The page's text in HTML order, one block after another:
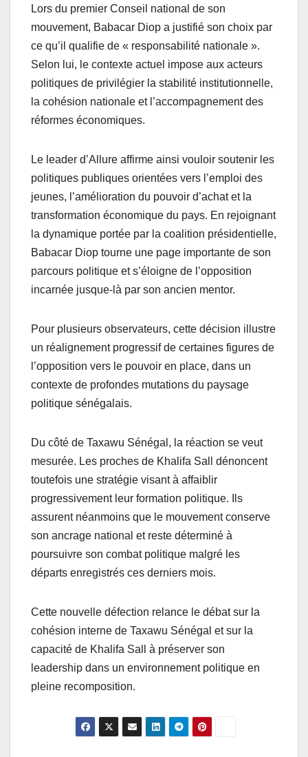
Lors du premier Conseil national de son
mouvement, Babacar Diop a justifié son choix par
ce qu’il qualifie de « responsabilité nationale ».
Selon lui, le contexte actuel impose aux acteurs
politiques de privilégier la stabilité institutionnelle,
la cohésion nationale et l’accompagnement des
réformes économiques.
Le leader d’Allure affirme ainsi vouloir soutenir les
politiques publiques orientées vers l’emploi des
jeunes, l’amélioration du pouvoir d’achat et la
transformation économique du pays. En rejoignant
la dynamique portée par la coalition présidentielle,
Babacar Diop tourne une page importante de son
parcours politique et s’éloigne de l’opposition
incarnée jusque-là par son ancien mentor.
Pour plusieurs observateurs, cette décision illustre
un réalignement progressif de certaines figures de
l’opposition vers le pouvoir en place, dans un
contexte de profondes mutations du paysage
politique sénégalais.
Du côté de Taxawu Sénégal, la réaction se veut
mesurée. Les proches de Khalifa Sall dénoncent
toutefois une stratégie visant à affaiblir
progressivement leur formation politique. Ils
assurent néanmoins que le mouvement conserve
son ancrage national et reste déterminé à
poursuivre son combat politique malgré les
départs enregistrés ces derniers mois.
Cette nouvelle défection relance le débat sur la
cohésion interne de Taxawu Sénégal et sur la
capacité de Khalifa Sall à préserver son
leadership dans un environnement politique en
pleine recomposition.